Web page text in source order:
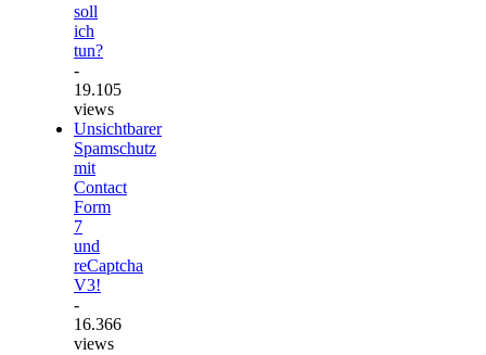
soll
ich
tun?
-
19.105
views
Unsichtbarer
Spamschutz
mit
Contact
Form
7
und
reCaptcha
V3!
-
16.366
views